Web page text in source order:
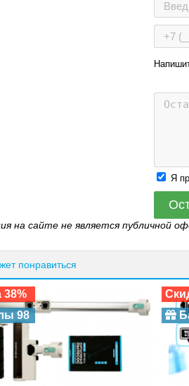
Я
на сайте не является публичной
понравиться
38%
98